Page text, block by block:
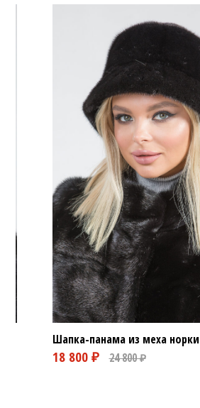
Шапка-панама из меха норки